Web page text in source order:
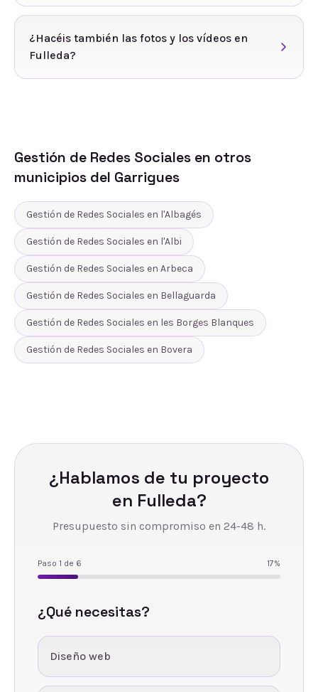
¿Hacéis también las fotos y los vídeos en
Fulleda?
Gestión de Redes Sociales en otros
municipios del Garrigues
Gestión de Redes Sociales en l'Albagés
Gestión de Redes Sociales en l'Albi
Gestión de Redes Sociales en Arbeca
Gestión de Redes Sociales en Bellaguarda
Gestión de Redes Sociales en les Borges Blanques
Gestión de Redes Sociales en Bovera
¿Hablamos de tu proyecto
en Fulleda?
Presupuesto sin compromiso en 24-48 h.
Paso 1 de 6 17%
¿Qué necesitas?
Diseño web